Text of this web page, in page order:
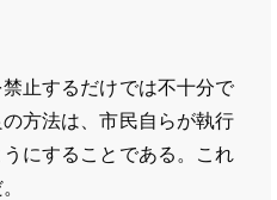
止するだけでは不十分で
方法は、市民自らが執行
にすることである。これ